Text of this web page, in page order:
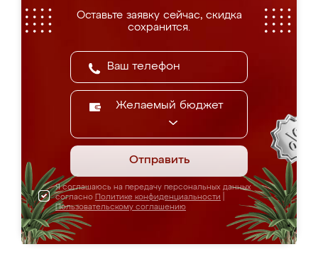
Оставьте заявку сейчас, скидка
сохранится.
Желаемый бюджет
Отправить
Я соглашаюсь на передачу персональных данных
согласно Политике конфиденциальности
Пользовательскому соглашению